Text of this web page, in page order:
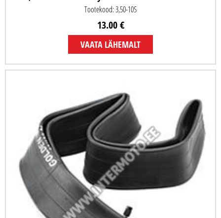
Tootekood: 3,50-10S
13.00 €
VAATA LÄHEMALT